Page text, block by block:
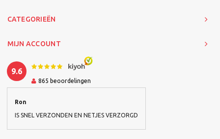
CATEGORIEËN
MIJN ACCOUNT
9.6
865 beoordelingen
Ron
IS SNEL VERZONDEN EN NETJES VERZORGD